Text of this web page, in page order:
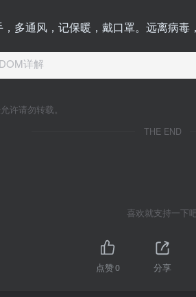
多通风，记保暖，戴口罩。远离病毒
详解
许请勿转载。
THE END
喜欢就支持一下
点赞0 分享